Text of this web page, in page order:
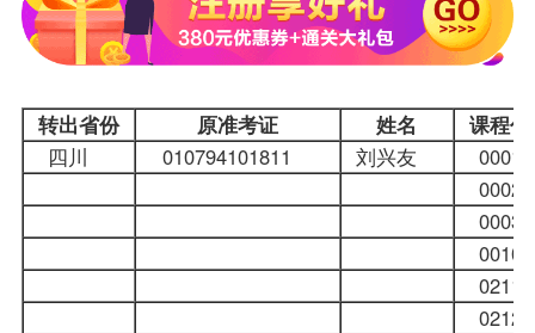
转出省份 原准考证 姓名
课程
四川
010794101811 刘兴友